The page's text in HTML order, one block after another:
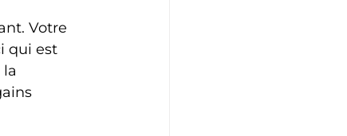
Votre
qui est